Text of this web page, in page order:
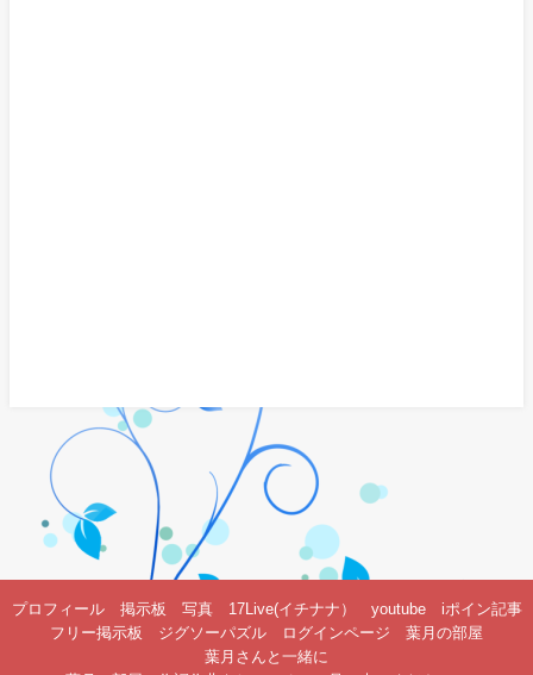
プロフィール 掲示板 写真 17Live(イチナナ） youtube
iポイン記事
フリー掲示板
ジグソーパズル ログインページ
葉月の部屋
葉月さんと一緒に